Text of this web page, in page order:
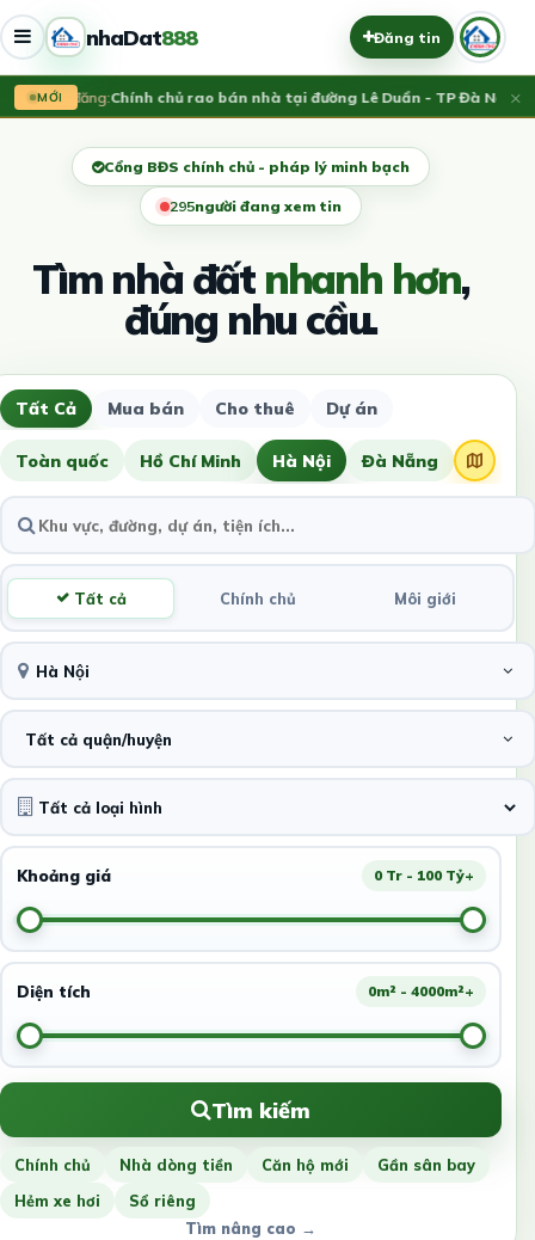
nhaDat888 Đăng tin
MỚI
Vừa đăng:Chính chủ rao bán nhà tại đường Lê Duẩn - TP Đà Nẵng;×
Cổng BĐS chính chủ - pháp lý minh bạch
297người đang xem tin
Tìm nhà đấtnhanh hơn,
đúng nhu cầu.
Tất Cả Mua bán Cho thuê Dự án
Toàn quốc Hồ Chí Minh Hà Nội Đà Nẵng
Tất cả Chính chủ Môi giới
Hà Nội
Tất cả quận/huyện
Khoảng giá 0 Tr - 100 Tỷ+
Diện tích 0m² - 4000m²+
Tìm kiếm
Chính chủ Nhà dòng tiền Căn hộ mới
Gần sân bay
Hẻm xe hơi
Sổ riêng
Tìm nâng cao →